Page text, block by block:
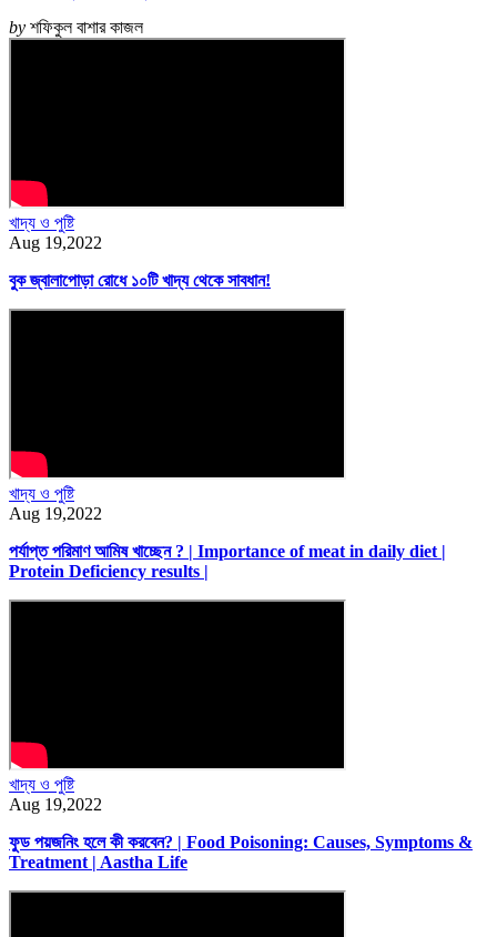
by শফিকুল বাশার কাজল
খাদ্য ও পুষ্টি
Aug 19,2022
বুক জ্বালাপোড়া রোধে ১০টি খাদ্য থেকে সাবধান!
খাদ্য ও পুষ্টি
Aug 19,2022
পর্যাপ্ত পরিমাণ আমিষ খাচ্ছেন ? | Importance of meat in daily diet |
Protein Deficiency results |
খাদ্য ও পুষ্টি
Aug 19,2022
ফুড পয়জনিং হলে কী করবেন? | Food Poisoning: Causes, Symptoms &
Treatment | Aastha Life